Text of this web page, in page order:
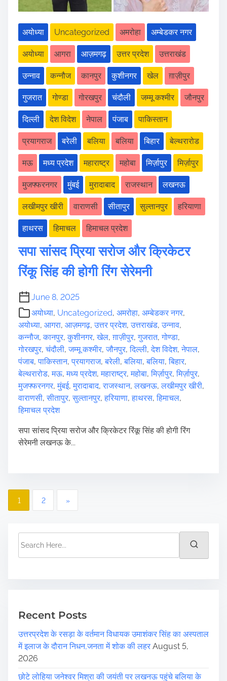
अयोध्या Uncategorized अमरोहा अम्बेडकर नगर
अयोध्या आगरा आज़मगढ़ उत्तर प्रदेश उत्तराखंड
उन्नाव कन्नौज कानपुर कुशीनगर खेल ग़ाज़ीपुर
गुजरात गोण्डा गोरखपुर चंदौली जम्मू कश्मीर जौनपुर
दिल्ली देश विदेश नेपाल पंजाब पाकिस्तान
प्रयागराज बरेली बलिया बलिया बिहार बेल्थरारोड
मऊ मध्य प्रदेश महाराष्ट्र महोबा मिर्ज़ापुर मिर्ज़ापुर
मुजफ्फरनगर मुंबई मुरादाबाद राजस्थान लखनऊ
लखीमपुर खीरी वाराणसी सीतापुर सुल्तानपुर हरियाणा
हाथरस हिमाचल हिमाचल प्रदेश
सपा सांसद प्रिया सरोज और क्रिकेटर
रिंकू सिंह की होगी रिंग सेरेमनी
June 8, 2025
अयोध्या, Uncategorized, अमरोहा, अम्बेडकर नगर,
अयोध्या, आगरा, आज़मगढ़,उत्तर प्रदेश,उत्तराखंड,उन्नाव,
कन्नौज,कानपुर,कुशीनगर,खेल,ग़ाज़ीपुर,गुजरात,गोण्डा,
गोरखपुर,चंदौली,जम्मू कश्मीर,जौनपुर,दिल्ली,देश विदेश,नेपाल,
पंजाब,पाकिस्तान,प्रयागराज,बरेली,बलिया,बलिया,बिहार,
बेल्थरारोड,मऊ,मध्य प्रदेश,महाराष्ट्र,महोबा,मिर्ज़ापुर,मिर्ज़ापुर,
मुजफ्फरनगर,मुंबई,मुरादाबाद,राजस्थान,लखनऊ,लखीमपुर खीरी,
वाराणसी,सीतापुर,सुल्तानपुर,हरियाणा,हाथरस,हिमाचल,
हिमाचल प्रदेश
सपा सांसद प्रिया सरोज और क्रिकेटर रिंकू सिंह की होगी रिंग
सेरेमनी लखनऊ के...
1 2 »
e
H
r
e
.
Recent Posts
उत्तरप्रदेश के रसड़ा के वर्तमान विधायक उमाशंकर सिंह का अस्पताल
में इलाज के दौरान निधन,जनता में शोक की लहर August 5,
2026
छोटे लोहिया जनेश्वर मिश्रा की जयंती पर लखनऊ पहुंचे बलिया के